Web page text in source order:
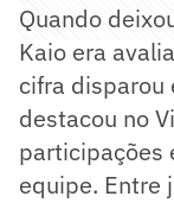
Quando
Kaio era
cifra disparou
destacou no
participações
equipe. Entre